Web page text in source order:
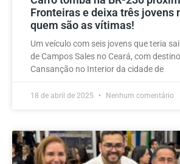
Fronteiras e deixa três jovens
quem são as vítimas!
Um veículo com seis jovens que teria
de Campos Sales no Ceará, com
Cansanção no Interior da cidade de
18 de abril de 2025 Nenhum comentário